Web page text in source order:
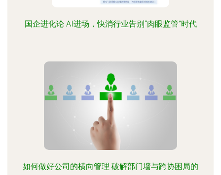
国企进化论 AI进场，快消行业告别“肉眼监管”时代
如何做好公司的横向管理 破解部门墙与跨协困局的